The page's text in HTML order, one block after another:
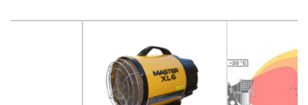
Matavimo ir kontrolės įrankiai
Metalo pjovimo ir šlifavimo technika
Montavimo instrumentai